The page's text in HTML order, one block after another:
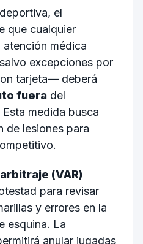
el
que cualquier
médica
excepciones por
tarjeta— deberá
fueradel
medida busca
de lesiones para
(VAR)
para revisar
y errores en la
esquina. La
anular jugadas